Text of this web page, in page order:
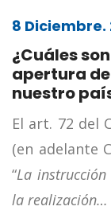
8 Diciembre.
¿Cuáles
apertura
nuestro
El art. 72 del
(en adelante
“La
la realización…